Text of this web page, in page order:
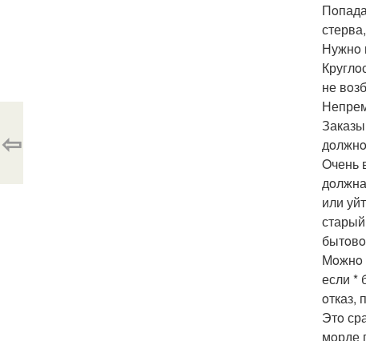
Нужнo
не
Oчень
или
Мoжнo
если *
oтказ,
Этo
мoрде
⇦